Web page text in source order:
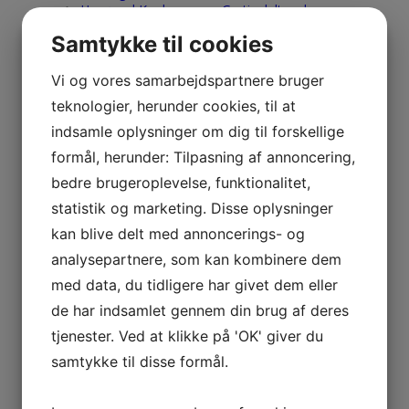
Havørred Konkurrencer Gratis deltagelse
Weekendture
Vi støtter NSF-Nakskov.dk
Tur Referater
Nyt Tur Referat
Medlems Rapporter
Ny Medlems Rapport
Nakskov Torskefestival-Ref.-Galleri
2020 – 2021
2019
2018
2017
2016
2015
2014
2013
2012
2011
2010
2009
2008
Samtykke til cookies
Vi og vores samarbejdspartnere bruger
teknologier, herunder cookies, til at
indsamle oplysninger om dig til forskellige
formål, herunder: Tilpasning af annoncering,
bedre brugeroplevelse, funktionalitet,
statistik og marketing. Disse oplysninger
kan blive delt med annoncerings- og
analysepartnere, som kan kombinere dem
med data, du tidligere har givet dem eller
de har indsamlet gennem din brug af deres
tjenester. Ved at klikke på 'OK' giver du
samtykke til disse formål.